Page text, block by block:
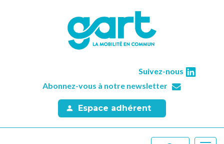
Suivez-nous
Abonnez-vous à notre newsletter
Espace adhérent